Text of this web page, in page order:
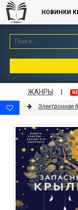
НОВИНКИ
ЖАНРЫ
Электронная